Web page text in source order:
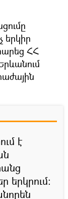
երկիր
ՀՀ
է
երկրում։